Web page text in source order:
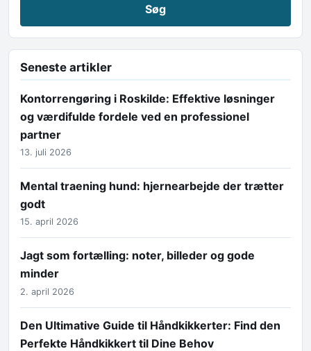
Seneste artikler
Kontorrengøring i Roskilde: Effektive løsninger
og værdifulde fordele ved en professionel
partner
13. juli 2026
Mental traening hund: hjernearbejde der trætter
godt
15. april 2026
Jagt som fortælling: noter, billeder og gode
minder
2. april 2026
Den Ultimative Guide til Håndkikkerter: Find den
Perfekte Håndkikkert til Dine Behov